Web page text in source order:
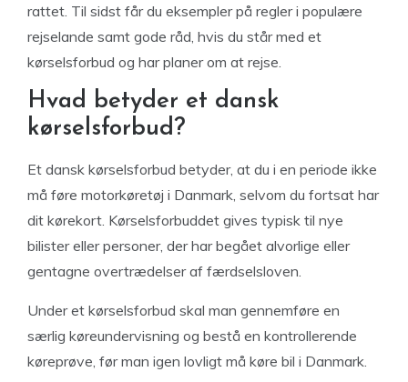
rattet. Til sidst får du eksempler på regler i populære
rejselande samt gode råd, hvis du står med et
kørselsforbud og har planer om at rejse.
Hvad betyder et dansk
kørselsforbud?
Et dansk kørselsforbud betyder, at du i en periode ikke
må føre motorkøretøj i Danmark, selvom du fortsat har
dit kørekort. Kørselsforbuddet gives typisk til nye
bilister eller personer, der har begået alvorlige eller
gentagne overtrædelser af færdselsloven.
Under et kørselsforbud skal man gennemføre en
særlig køreundervisning og bestå en kontrollerende
køreprøve, før man igen lovligt må køre bil i Danmark.